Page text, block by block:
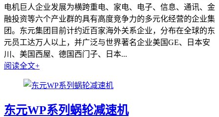
电机巨人企业发展为横跨重电、家电、电子、信息、通讯、金
融投资等六个产业群的具有高度竞争力的多元化经营的企业集
团。东元集团目前计约近百家海外关系企业，分布在全球的东
元员工达万人以上，并广泛与世界著名企业美国GE、日本安
川、美国西屋、德国西门子、日本...
阅读全文+
东元WP系列蜗轮减速机